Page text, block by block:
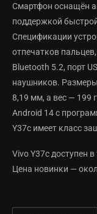
Смартфон оснащён
поддержкой
Спецификации
отпечатков
Bluetooth 5.2, порт
наушников.
8,19 мм, а вес — 199
Android 14 с
Y37c имеет класс
Vivo Y37c доступен
Цена новинки —